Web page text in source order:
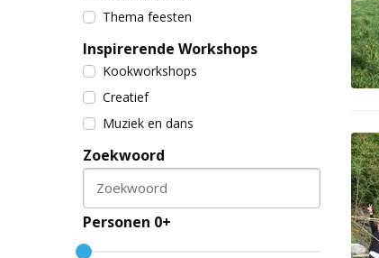
Thema feesten
Inspirerende Workshops
Kookworkshops
Creatief
Muziek en dans
Zoekwoord
Zoekwoord
Personen 0+